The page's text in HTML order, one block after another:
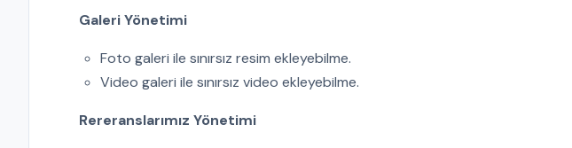
Galeri Yönetimi
Foto galeri ile sınırsız resim ekleyebilme.
Video galeri ile sınırsız video ekleyebilme.
Rereranslarımız Yönetimi